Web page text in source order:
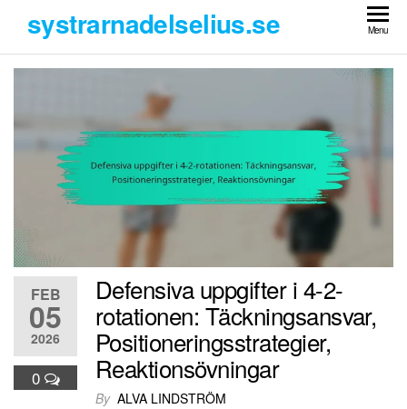
the
systrarnadelselius.se Menu
FEB
05
2026
0
Defensiva uppgifter i 4-2-
rotationen: Täckningsansvar,
Positioneringsstrategier,
Reaktionsövningar
By ALVA LINDSTRÖM